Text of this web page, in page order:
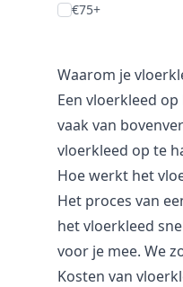
€75+
Waarom je
Een vloerkleed
vaak van
vloerkleed op te
Hoe werkt het
Het proces van
het vloerkleed
voor je mee. We
Kosten van